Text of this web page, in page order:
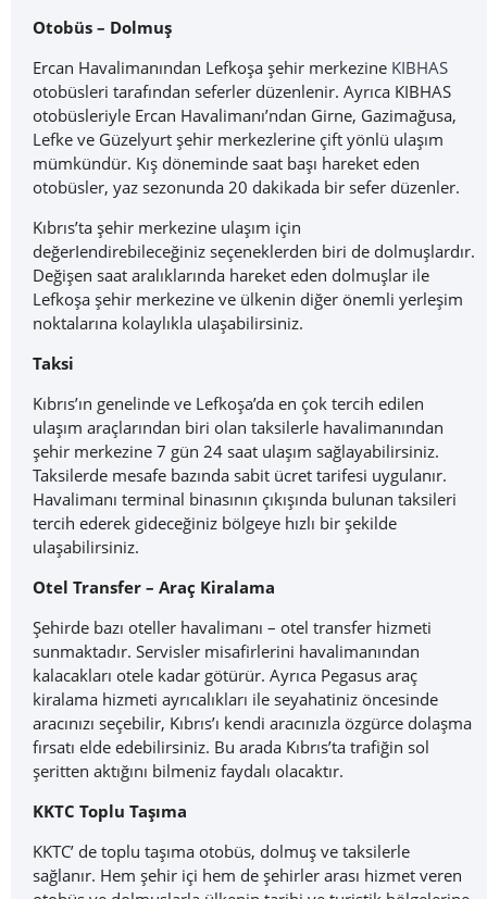
Otobüs – Dolmuş
Ercan Havalimanından Lefkoşa şehir merkezine KIBHAS
otobüsleri tarafından seferler düzenlenir. Ayrıca KIBHAS
otobüsleriyle Ercan Havalimanı’ndan Girne, Gazimağusa,
Lefke ve Güzelyurt şehir merkezlerine çift yönlü ulaşım
mümkündür. Kış döneminde saat başı hareket eden
otobüsler, yaz sezonunda 20 dakikada bir sefer düzenler.
Kıbrıs’ta şehir merkezine ulaşım için
değerIendirebileceğiniz seçeneklerden biri de dolmuşlardır.
Değişen saat aralıklarında hareket eden dolmuşlar ile
Lefkoşa şehir merkezine ve ülkenin diğer önemli yerleşim
noktalarına kolaylıkla ulaşabilirsiniz.
Taksi
Kıbrıs’ın genelinde ve Lefkoşa’da en çok tercih edilen
ulaşım araçlarından biri olan taksilerle havalimanından
şehir merkezine 7 gün 24 saat ulaşım sağlayabilirsiniz.
Taksilerde mesafe bazında sabit ücret tarifesi uygulanır.
Havalimanı terminal binasının çıkışında bulunan taksileri
tercih ederek gideceğiniz bölgeye hızlı bir şekilde
ulaşabilirsiniz.
Otel Transfer – Araç Kiralama
Şehirde bazı oteller havalimanı – otel transfer hizmeti
sunmaktadır. Servisler misafirlerini havalimanından
kalacakları otele kadar götürür. Ayrıca Pegasus araç
kiralama hizmeti ayrıcalıkları ile seyahatiniz öncesinde
aracınızı seçebilir, Kıbrıs’ı kendi aracınızla özgürce dolaşma
fırsatı elde edebilirsiniz. Bu arada Kıbrıs’ta trafiğin sol
şeritten aktığını bilmeniz faydalı olacaktır.
KKTC Toplu Taşıma
KKTC’ de toplu taşıma otobüs, dolmuş ve taksilerle
sağlanır. Hem şehir içi hem de şehirler arası hizmet veren